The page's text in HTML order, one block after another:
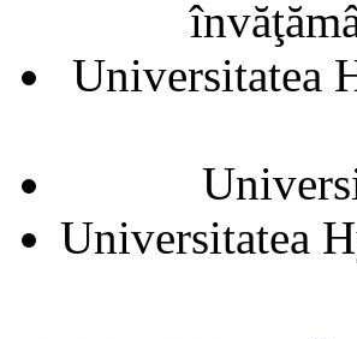
Universitatea
Universitatea